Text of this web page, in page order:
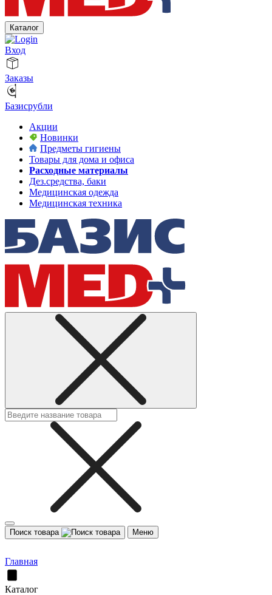
Каталог
Вход
Заказы
Базисрубли
Акции
Новинки
Предметы гигиены
Товары для дома и офиса
Расходные материалы
Дез.средства, баки
Медицинская одежда
Медицинская техника
Поиск товара Меню
Главная
Каталог